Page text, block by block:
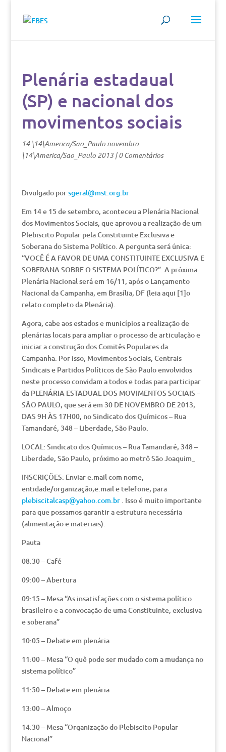
Plenária estadaual
(SP) e nacional dos
movimentos sociais
14 \14\America/Sao_Paulo novembro
\14\America/Sao_Paulo 2013|0 Comentários
Divulgado porsgeral@mst.org.br
Em 14 e 15 de setembro, aconteceu a Plenária Nacional
dos Movimentos Sociais, que aprovou a realização de um
Plebiscito Popular pela Constituinte Exclusiva e
Soberana do Sistema Político. A pergunta será única:
“VOCÊ É A FAVOR DE UMA CONSTITUINTE EXCLUSIVA E
SOBERANA SOBRE O SISTEMA POLÍTICO?”. A próxima
Plenária Nacional será em 16/11, após o Lançamento
Nacional da Campanha, em Brasília, DF (leia aqui [1]o
relato completo da Plenária).
Agora, cabe aos estados e municípios a realização de
plenárias locais para ampliar o processo de articulação e
iniciar a construção dos Comitês Populares da
Campanha. Por isso, Movimentos Sociais, Centrais
Sindicais e Partidos Políticos de São Paulo envolvidos
neste processo convidam a todos e todas para participar
da PLENÁRIA ESTADUAL DOS MOVIMENTOS SOCIAIS –
SÃO PAULO, que será em 30 DE NOVEMBRO DE 2013,
DAS 9H ÀS 17H00, no Sindicato dos Químicos – Rua
Tamandaré, 348 – Liberdade, São Paulo.
LOCAL: Sindicato dos Químicos – Rua Tamandaré, 348 –
Liberdade, São Paulo, próximo ao metrô São Joaquim_
INSCRIÇÕES: Enviar e.mail com nome,
entidade/organização,e.mail e telefone, para
plebiscitalcasp@yahoo.com.br. Isso é muito importante
para que possamos garantir a estrutura necessária
(alimentação e materiais).
Pauta
08:30 – Café
09:00 – Abertura
09:15 – Mesa “As insatisfações com o sistema político
brasileiro e a convocação de uma Constituinte, exclusiva
e soberana”
10:05 – Debate em plenária
11:00 – Mesa “O quê pode ser mudado com a mudança no
sistema político”
11:50 – Debate em plenária
13:00 – Almoço
14:30 – Mesa “Organização do Plebiscito Popular
Nacional”